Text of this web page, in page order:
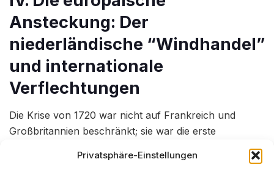
Privatsphäre-Einstellungen
Ansteckung: Der
niederländische “Windhandel”
und internationale
Verflechtungen
Die Krise von 1720 war nicht auf Frankreich und
Großbritannien beschränkt; sie war die erste
Spekulationsfieber flossen über die Grenzen hinweg